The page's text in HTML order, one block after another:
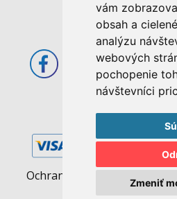
vám
obsah a
analýzu
webových
pochopenie
návštevníci
Zmeniť
Otváracie
Po - Pia: 08:00
Ochrana osobných údajov